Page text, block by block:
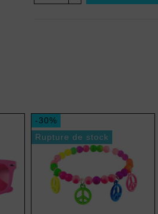
-30%
Rupture de stock